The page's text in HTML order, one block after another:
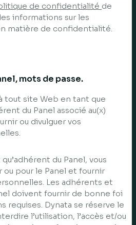
de confidentialité de
informations sur les
matière de confidentialité.
mots de passe.
tout site Web en tant que
du Panel associé au(x)
ou divulguer vos
du Panel, vous
ou pour le Panel et fournir
Les adhérents et
doivent fournir de bonne foi
requises. Dynata se réserve le
l’utilisation, l’accès et/ou